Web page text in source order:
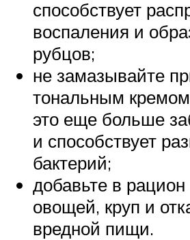
способствует
воспаления и
рубцов;
не замазывайте
тональным
это еще больше
и способствует
бактерий;
добавьте в
овощей, круп и
вредной пищи.